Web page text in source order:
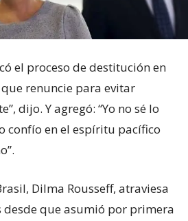
el proceso de destitución en
renuncie para evitar
dijo. Y agregó: “Yo no sé lo
confío en el espíritu pacífico
Dilma Rousseff, atraviesa
desde que asumió por primera